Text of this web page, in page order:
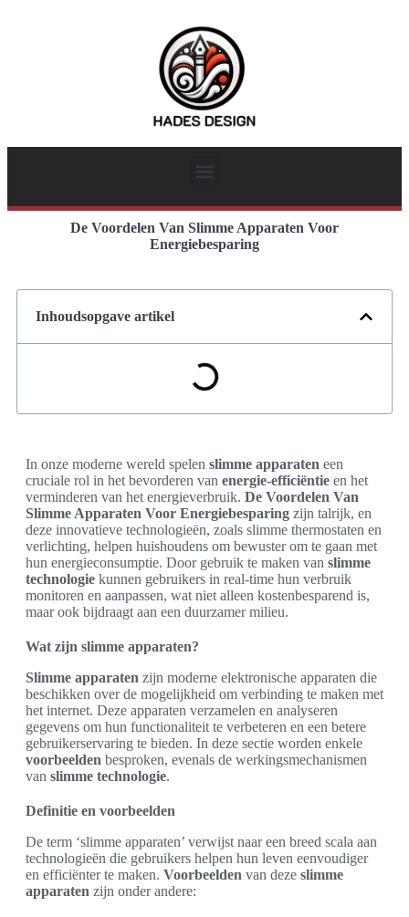
De Voordelen Van Slimme Apparaten Voor
Energiebesparing
Inhoudsopgave artikel
In onze moderne wereld spelen slimme apparaten een
cruciale rol in het bevorderen van energie-efficiëntie en het
verminderen van het energieverbruik. De Voordelen Van
Slimme Apparaten Voor Energiebesparing zijn talrijk, en
deze innovatieve technologieën, zoals slimme thermostaten en
verlichting, helpen huishoudens om bewuster om te gaan met
hun energieconsumptie. Door gebruik te maken van slimme
technologie kunnen gebruikers in real-time hun verbruik
monitoren en aanpassen, wat niet alleen kostenbesparend is,
maar ook bijdraagt aan een duurzamer milieu.
Wat zijn slimme apparaten?
Slimme apparaten zijn moderne elektronische apparaten die
beschikken over de mogelijkheid om verbinding te maken met
het internet. Deze apparaten verzamelen en analyseren
gegevens om hun functionaliteit te verbeteren en een betere
gebruikerservaring te bieden. In deze sectie worden enkele
voorbeelden besproken, evenals de werkingsmechanismen
van slimme technologie.
Definitie en voorbeelden
De term ‘slimme apparaten’ verwijst naar een breed scala aan
technologieën die gebruikers helpen hun leven eenvoudiger
en efficiënter te maken. Voorbeelden van deze slimme
apparaten zijn onder andere: